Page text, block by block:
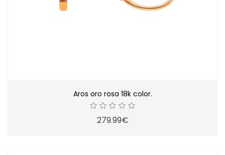
Aros oro rosa 18k color.
279.99€